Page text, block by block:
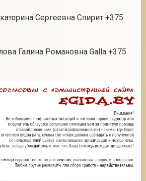
Сергеевна Спирит +375
Галина Романовна Galla +375